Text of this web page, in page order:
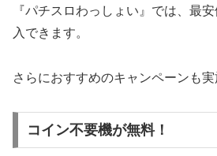
『パチスロわっしょい』では、最
入できます。
さらにおすすめのキャンペーンも実
コイン不要機が無料！